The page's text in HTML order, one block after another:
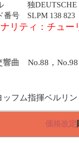
独DEUTSCHE
番号 SLPM 138 823
リティ：チュー
響曲 No.88，No.98
ッフム指揮ベルリ
価格改定